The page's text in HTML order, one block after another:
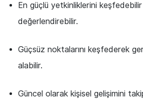
En güçlü yetkinliklerini
değerlendirebilir.
Güçsüz noktalarını keşfederek
alabilir.
Güncel olarak kişisel gelişimini